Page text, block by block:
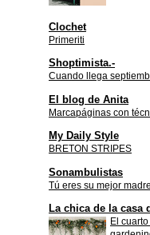
Clochet
Primeriti
Shoptimista.-
Cuando llega
El blog de Anita
Marcapáginas con
My Daily Style
BRETON STRIPES
Sonambulistas
Tú eres su mejor madre
La chica de la casa
El